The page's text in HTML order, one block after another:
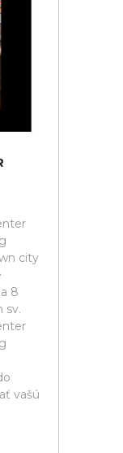
city
8
sv.
vašú